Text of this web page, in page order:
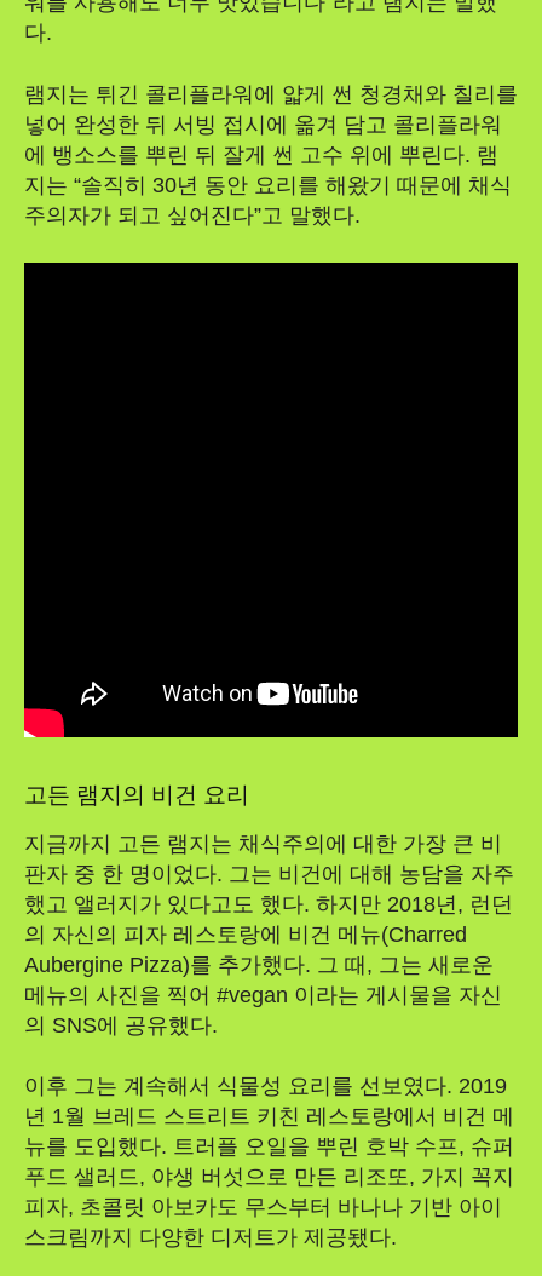
다.
램지는 튀긴 콜리플라워에 얇게 썬 청경채와 칠리를
넣어 완성한 뒤 서빙 접시에 옮겨 담고 콜리플라워
에 뱅소스를 뿌린 뒤 잘게 썬 고수 위에 뿌린다. 램
지는 “솔직히 30년 동안 요리를 해왔기 때문에 채식
주의자가 되고 싶어진다”고 말했다.
고든 램지의 비건 요리
지금까지 고든 램지는 채식주의에 대한 가장 큰 비
판자 중 한 명이었다. 그는 비건에 대해 농담을 자주
했고 앨러지가 있다고도 했다. 하지만 2018년, 런던
의 자신의 피자 레스토랑에 비건 메뉴(Charred
Aubergine Pizza)를 추가했다. 그 때, 그는 새로운
메뉴의 사진을 찍어 #vegan 이라는 게시물을 자신
의 SNS에 공유했다.
이후 그는 계속해서 식물성 요리를 선보였다. 2019
년 1월 브레드 스트리트 키친 레스토랑에서 비건 메
뉴를 도입했다. 트러플 오일을 뿌린 호박 수프, 슈퍼
푸드 샐러드, 야생 버섯으로 만든 리조또, 가지 꼭지
피자, 초콜릿 아보카도 무스부터 바나나 기반 아이
스크림까지 다양한 디저트가 제공됐다.